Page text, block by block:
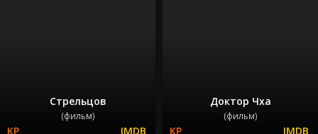
Стрельцов
(фильм)
Доктор Чха
(фильм)